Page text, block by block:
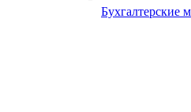
Бухгалтерские